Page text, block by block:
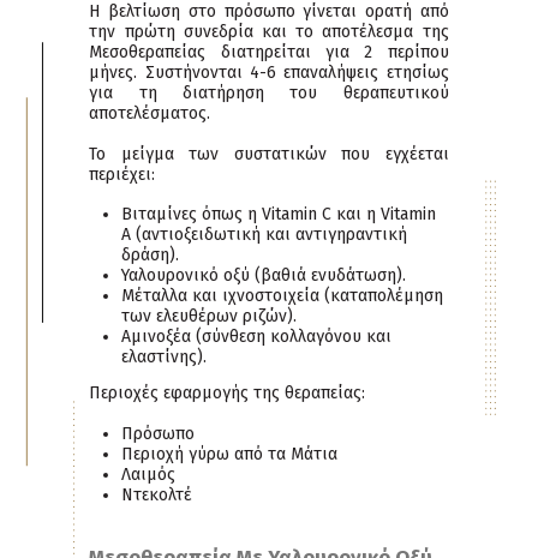
Η βελτίωση στο πρόσωπο γίνεται ορατή από
την πρώτη συνεδρία και το αποτέλεσμα της
Μεσοθεραπείας διατηρείται για 2 περίπου
μήνες. Συστήνονται 4-6 επαναλήψεις ετησίως
για τη διατήρηση του θεραπευτικού
αποτελέσματος.
Το μείγμα των συστατικών που εγχέεται
περιέχει:
Bιταμίνες όπως η Vitamin C και η Vitamin
A (αντιοξειδωτική και αντιγηραντική
δράση).
Υαλουρονικό οξύ (βαθιά ενυδάτωση).
Μέταλλα και ιχνοστοιχεία (καταπολέμηση
των ελευθέρων ριζών).
Αμινοξέα (σύνθεση κολλαγόνου και
ελαστίνης).
Περιοχές εφαρμογής της θεραπείας:
Πρόσωπο
Περιοχή γύρω από τα Μάτια
Λαιμός
Ντεκολτέ